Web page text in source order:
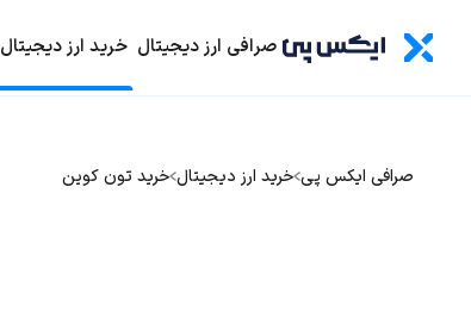
صرافی ارز دیجیتال خرید ارز دیجیتال
صرافی ایکس پی خرید ارز دیجیتال خرید تون کوین